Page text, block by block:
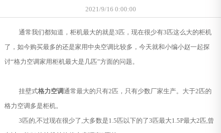
2021/9/16 0:00:00
通常我们都知道，柜机最大的就是3匹，现在很少有3匹这么大的柜机
了，如今购买最多的还是家用中央空调比较多，今天就和小编小赵一起探
讨“格力空调家用柜机最大是几匹”方面的问题。
挂壁式格力空调通常最大的只有2匹，只有少数厂家生产。大于2匹的
格力空调多是柜机。
3匹的,不过现在很少了,大多数是1.5匹以下的了3匹最大1.5P最大2匹,曾